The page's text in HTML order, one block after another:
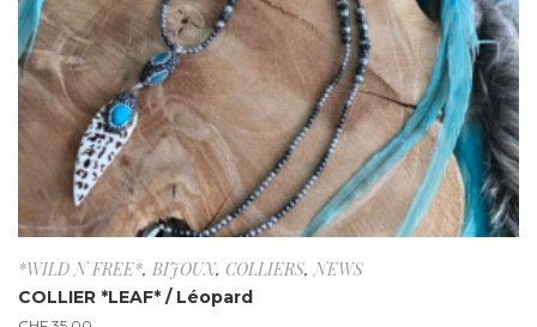
*WILD N FREE*, BIJOUX, COLLIERS,NEWS
COLLIER *LEAF* / Léopard